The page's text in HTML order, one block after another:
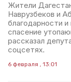
Жители
Наврузбеков и
благодарности
спасение
рассказал
соцсетях.
6 февраля , 13:01